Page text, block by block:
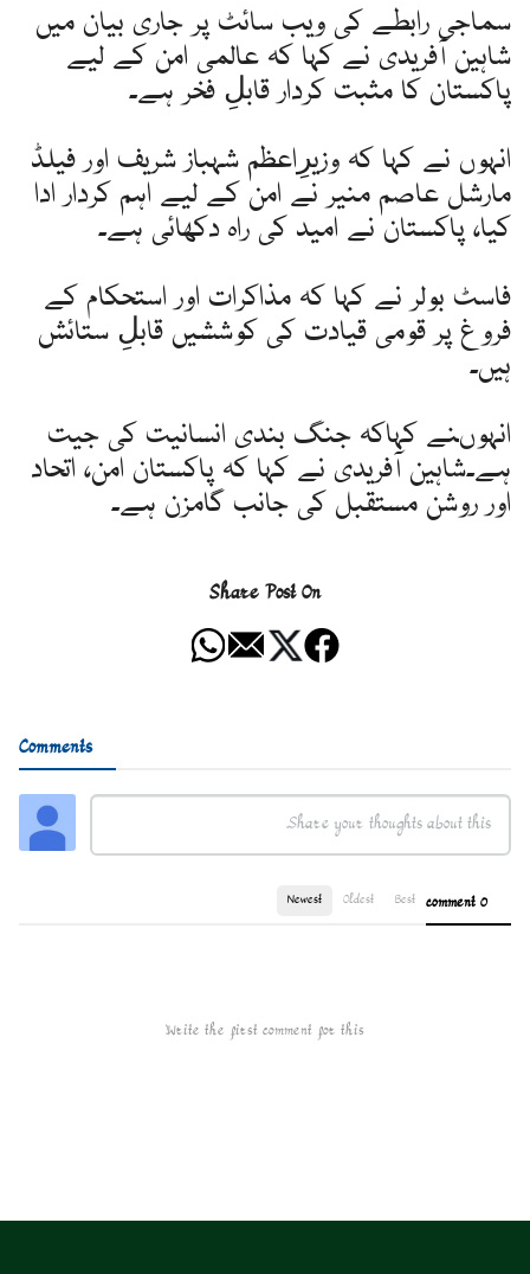
سماجی رابطے کی ویب سائٹ پر جاری بیان میں
شاہین آفریدی نے کہا کہ عالمی امن کے لیے
پاکستان کا مثبت کردار قابلِ فخر ہے۔
انہوں نے کہا کہ وزیرِاعظم شہباز شریف اور فیلڈ
مارشل عاصم منیر نے امن کے لیے اہم کردار ادا
کیا، پاکستان نے امید کی راہ دکھائی ہے۔
فاسٹ بولر نے کہا کہ مذاکرات اور استحکام کے
فروغ پر قومی قیادت کی کوششیں قابلِ ستائش
ہیں۔
انہوںنے کہاکہ جنگ بندی انسانیت کی جیت
ہے۔شاہین آفریدی نے کہا کہ پاکستان امن، اتحاد
اور روشن مستقبل کی جانب گامزن ہے۔
Share Post On
Comments
0 comment
Best
Oldest
Newest
Write the first comment for this!